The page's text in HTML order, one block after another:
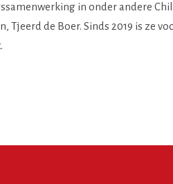
in onder andere
de Boer. Sinds 2019 is ze